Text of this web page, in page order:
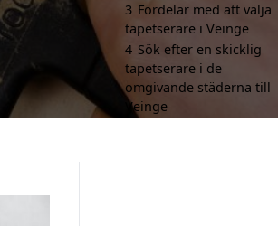
3 Fördelar med att välja
tapetserare i Veinge
4 Sök efter en skicklig
tapetserare i de
omgivande städerna till
Veinge